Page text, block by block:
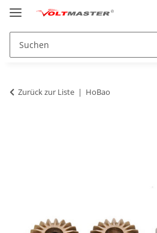
Zurück zur Liste HoBao